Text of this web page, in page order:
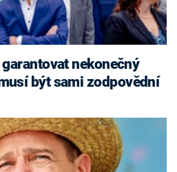
být sami zodpovědní